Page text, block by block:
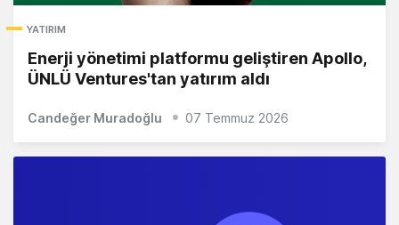
YATIRIM
Enerji yönetimi platformu geliştiren Apollo,
ÜNLÜ Ventures'tan yatırım aldı
Candeğer Muradoğlu 07 Temmuz 2026